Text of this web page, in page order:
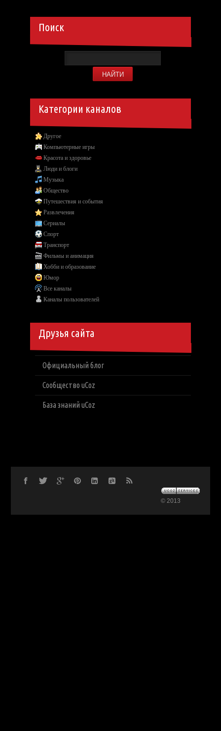
Поиск
Категории каналов
Другое
Компьютерные игры
Красота и здоровье
Люди и блоги
Музыка
Общество
Путешествия и события
Развлечения
Сериалы
Спорт
Транспорт
Фильмы и анимация
Хобби и образование
Юмор
Все каналы
Каналы пользователей
Друзья сайта
Официальный блог
Сообщество uCoz
База знаний uCoz
© 2013